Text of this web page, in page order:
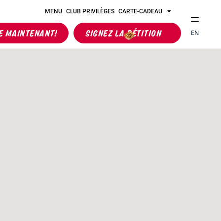
MENU CLUB PRIVILÈGES CARTE-CADEAU
MAINTENANT! SIGNEZ LA PÉTITION EN